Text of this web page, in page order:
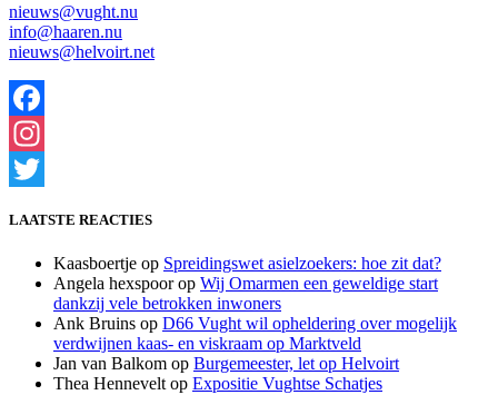
nieuws@vught.nu
info@haaren.nu
nieuws@helvoirt.net
Facebook
Instagram
LAATSTE REACTIES
Kaasboertje op Spreidingswet asielzoekers: hoe zit dat?
Angela hexspoorop Wij Omarmen een geweldige start
dankzij vele betrokken inwoners
Ank Bruins op D66 Vught wil opheldering over mogelijk
verdwijnen kaas- en viskraam op Marktveld
Jan van Balkom op Burgemeester, let op Helvoirt
Thea Henneveltop Expositie Vughtse Schatjes